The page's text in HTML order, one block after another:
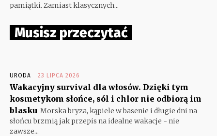
pamiątki. Zamiast klasycznych...
Musisz przeczytać
URODA 23 LIPCA 2026
Wakacyjny survival dla włosów. Dzięki tym
kosmetykom słońce, sól i chlor nie odbiorą im
blasku Morska bryza, kąpiele w basenie i długie dni na
słońcu brzmią jak przepis na idealne wakacje - nie
zawsze...